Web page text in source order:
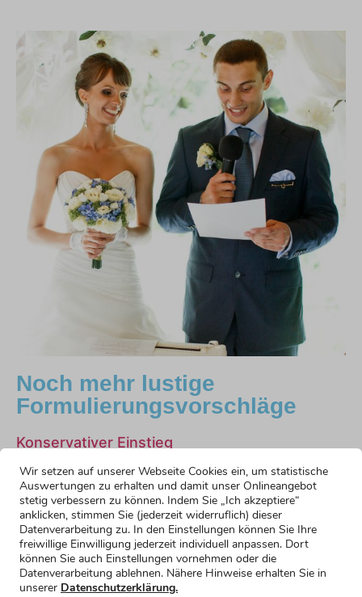
Noch mehr lustige
Formulierungsvorschläge
Konservativer Einstieg
Hochzeitsrede als Bräutigam: humorvoller
Einstieg
Mehr erfahren »
Einstieg mit Selbstironie
Mehr erfahren »
Einstieg für kurze Reden
Mehr erfahren »
Wir setzen auf unserer Webseite Cookies ein, um statistische
Auswertungen zu erhalten und damit unser Onlineangebot
stetig verbessern zu können. Indem Sie „Ich akzeptiere“
anklicken, stimmen Sie (jederzeit widerruflich) dieser
Datenverarbeitung zu. In den Einstellungen können Sie Ihre
freiwillige Einwilligung jederzeit individuell anpassen. Dort
können Sie auch Einstellungen vornehmen oder die
Datenverarbeitung ablehnen. Nähere Hinweise erhalten Sie in
unserer Datenschutzerklärung.